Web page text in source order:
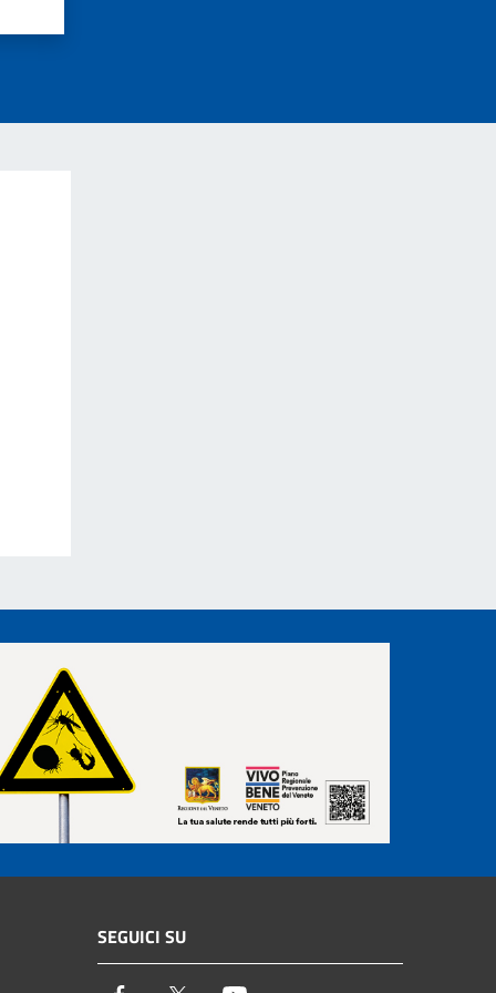
SEGUICI SU